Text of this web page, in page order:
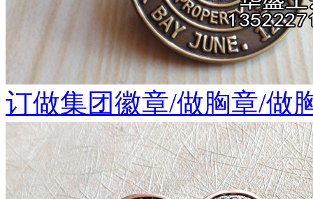
订做集团徽章/做胸章/做